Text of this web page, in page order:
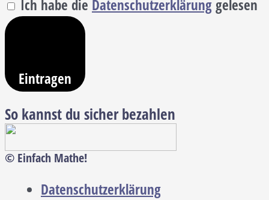
Ich habe die Datenschutzerklärung gelesen
Eintragen
So kannst du sicher bezahlen
© Einfach Mathe!
Datenschutzerklärung